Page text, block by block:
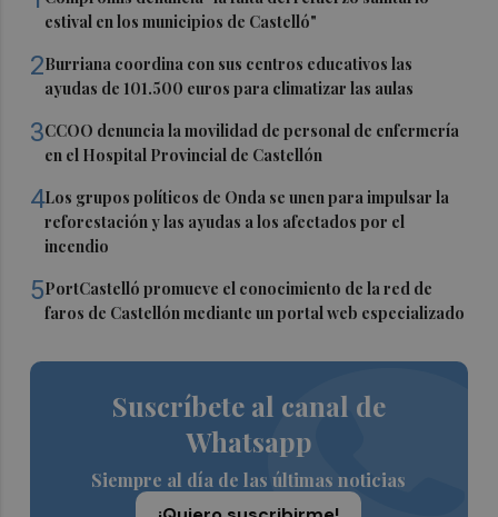
estival en los municipios de Castelló"
2Burriana coordina con sus centros educativos las
ayudas de 101.500 euros para climatizar las aulas
3CCOO denuncia la movilidad de personal de enfermería
en el Hospital Provincial de Castellón
4Los grupos políticos de Onda se unen para impulsar la
reforestación y las ayudas a los afectados por el
incendio
5PortCastelló promueve el conocimiento de la red de
faros de Castellón mediante un portal web especializado
Suscríbete al canal de
Whatsapp
Siempre al día de las últimas noticias